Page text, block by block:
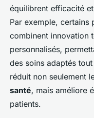
équilibrent efficacité
Par exemple, certains
combinent innovation
personnalisés,
des soins adaptés
réduit non seulement
santé, mais améliore
patients.